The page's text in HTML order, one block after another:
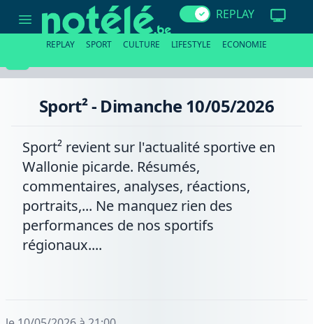
Dimanche
REPLAY
REPLAY SPORT CULTURE LIFESTYLE ECONOMIE
Sport² - Dimanche 10/05/2026
Sport² revient sur l'actualité sportive en
Wallonie picarde. Résumés,
commentaires, analyses, réactions,
portraits,... Ne manquez rien des
performances de nos sportifs
régionaux....